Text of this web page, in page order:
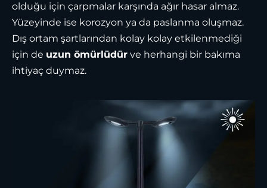
olduğu için çarpmalar karşında ağır hasar almaz.
Yüzeyinde ise korozyon ya da paslanma oluşmaz.
Dış ortam şartlarından kolay kolay etkilenmediği
için de uzun ömürlüdür ve herhangi bir bakıma
ihtiyaç duymaz.